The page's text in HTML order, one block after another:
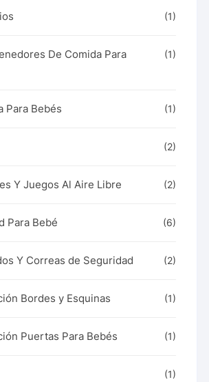
(1)
De Comida Para
(1)
Para Bebés (1)
(2)
Y Juegos Al Aire Libre (2)
Para Bebé (6)
Y Correas de Seguridad (2)
Bordes y Esquinas (1)
Puertas Para Bebés (1)
(1)